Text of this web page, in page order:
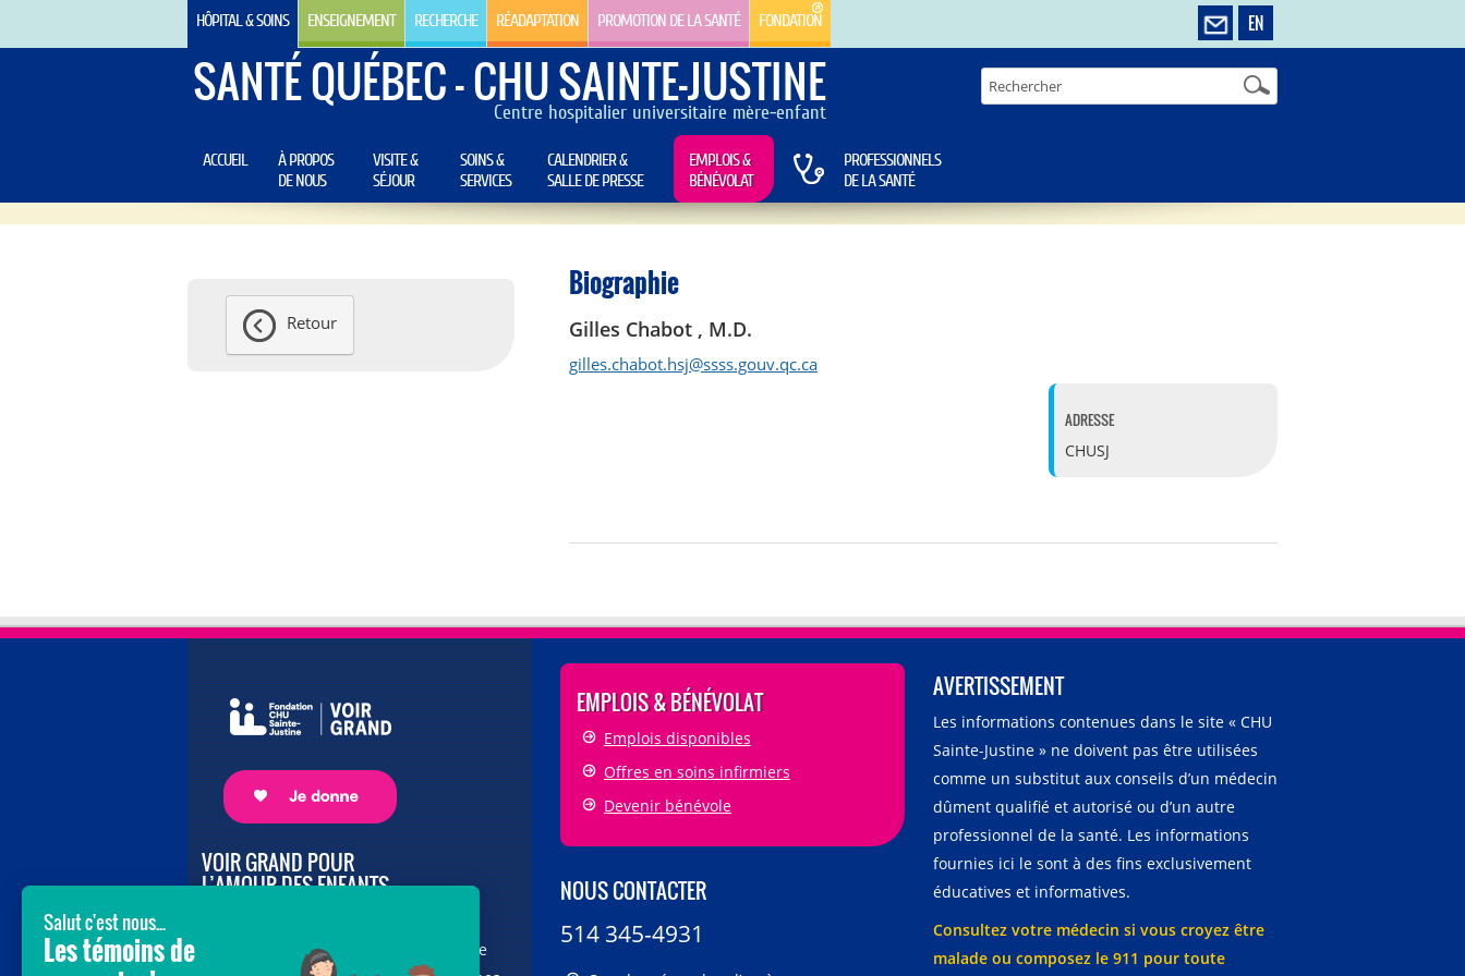
EN
HÔPITAL & SOINS ENSEIGNEMENT RECHERCHE RÉADAPTATION PROMOTION DE LA SANTÉ FONDATION
SANTÉ QUÉBEC - CHU SAINTE-JUSTINE
Centre hospitalier universitaire mère-enfant
ACCUEIL
À PROPOS
DE NOUS
VISITE &
SÉJOUR
SOINS &
SERVICES
CALENDRIER &
SALLE DE PRESSE
EMPLOIS &
BÉNÉVOLAT
PROFESSIONNELS
DE LA SANTÉ
Retour
Biographie
Gilles Chabot , M.D.
gilles.chabot.hsj@ssss.gouv.qc.ca
ADRESSE
CHUSJ
VOIR GRAND POUR
L’AMOUR DES ENFANTS
vous au cœur de la campagne majeure
EMPLOIS & BÉNÉVOLAT
Emplois disponibles
Offres en soins infirmiers
Devenir bénévole
NOUS CONTACTER
514 345-4931
AVERTISSEMENT
Les informations contenues dans le site « CHU
Sainte-Justine » ne doivent pas être utilisées
comme un substitut aux conseils d’un médecin
dûment qualifié et autorisé ou d’un autre
professionnel de la santé. Les informations
fournies ici le sont à des fins exclusivement
éducatives et informatives.
Consultez votre médecin si vous croyez être
malade ou composez le 911 pour toute